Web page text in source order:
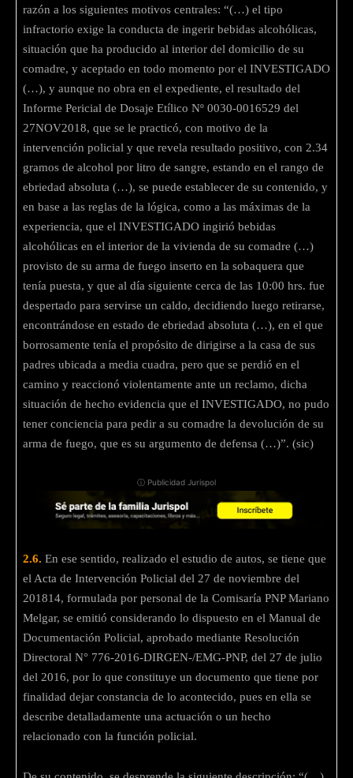
razón a los siguientes motivos centrales: “(…) el tipo
infractorio exige la conducta de ingerir bebidas alcohólicas,
situación que ha producido al interior del domicilio de su
comadre, y aceptado en todo momento por el INVESTIGADO
(…), y aunque no obra en el expediente, el resultado del
Informe Pericial de Dosaje Etílico Nº 0030-0016529 del
27NOV2018, que se le practicó, con motivo de la
intervención policial y que revela resultado positivo, con 2.34
gramos de alcohol por litro de sangre, estando en el rango de
ebriedad absoluta (…), se puede establecer de su contenido, y
en base a las reglas de la lógica, como a las máximas de la
experiencia, que el INVESTIGADO ingirió bebidas
alcohólicas en el interior de la vivienda de su comadre (…)
provisto de su arma de fuego inserto en la sobaquera que
tenía puesta, y que al día siguiente cerca de las 10:00 hrs. fue
despertado para servirse un caldo, decidiendo luego retirarse,
encontrándose en estado de ebriedad absoluta (…), en el que
borrosamente tenía el propósito de dirigirse a la casa de sus
padres ubicada a media cuadra, pero que se perdió en el
camino y reaccionó violentamente ante un reclamo, dicha
situación de hecho evidencia que el INVESTIGADO, no pudo
tener conciencia para pedir a su comadre la devolución de su
arma de fuego, que es su argumento de defensa (…)”. (sic)
ⓘ Publicidad Jurispol
2.6. En ese sentido, realizado el estudio de autos, se tiene que
el Acta de Intervención Policial del 27 de noviembre del
201814, formulada por personal de la Comisaría PNP Mariano
Melgar, se emitió considerando lo dispuesto en el Manual de
Documentación Policial, aprobado mediante Resolución
Directoral N° 776-2016-DIRGEN-/EMG-PNP, del 27 de julio
del 2016, por lo que constituye un documento que tiene por
finalidad dejar constancia de lo acontecido, pues en ella se
describe detalladamente una actuación o un hecho
relacionado con la función policial.